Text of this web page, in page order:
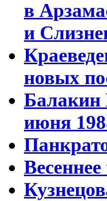
в
и
новых
Балакин
июня